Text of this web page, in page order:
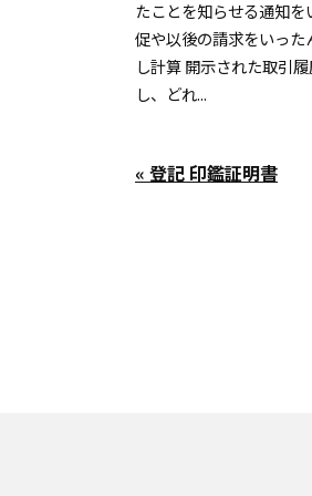
たことを知らせる通知
促や以後の請求をいっ
し計算 開示された取引
し、どれ...
« 登記 印鑑証明書